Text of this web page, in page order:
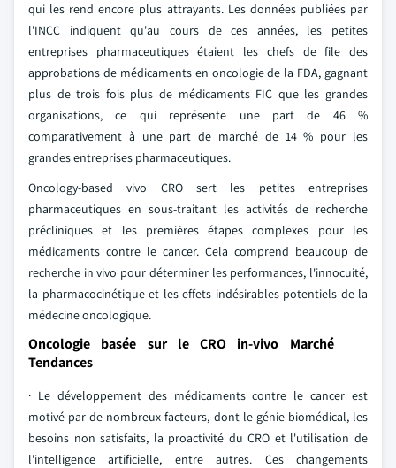
qui les rend encore plus attrayants. Les données publiées par
l'INCC indiquent qu'au cours de ces années, les petites
entreprises pharmaceutiques étaient les chefs de file des
approbations de médicaments en oncologie de la FDA, gagnant
plus de trois fois plus de médicaments FIC que les grandes
organisations, ce qui représente une part de 46 %
comparativement à une part de marché de 14 % pour les
grandes entreprises pharmaceutiques.
Oncology-based vivo CRO sert les petites entreprises
pharmaceutiques en sous-traitant les activités de recherche
précliniques et les premières étapes complexes pour les
médicaments contre le cancer. Cela comprend beaucoup de
recherche in vivo pour déterminer les performances, l'innocuité,
la pharmacocinétique et les effets indésirables potentiels de la
médecine oncologique.
Oncologie basée sur le CRO in-vivo Marché
Tendances
· Le développement des médicaments contre le cancer est
motivé par de nombreux facteurs, dont le génie biomédical, les
besoins non satisfaits, la proactivité du CRO et l'utilisation de
l'intelligence artificielle, entre autres. Ces changements